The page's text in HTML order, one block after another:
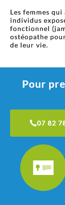
Les femmes
individus
fonctionnel
ostéopathe
de leur vie.
Pour
07 82